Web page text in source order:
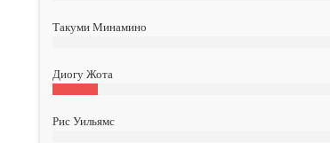
Такуми Минамино
Диогу Жота
Рис Уильямс